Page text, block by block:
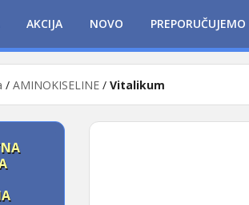
AKCIJA NOVO PREPORUČUJEMO
/ AMINOKISELINE / Vitalikum